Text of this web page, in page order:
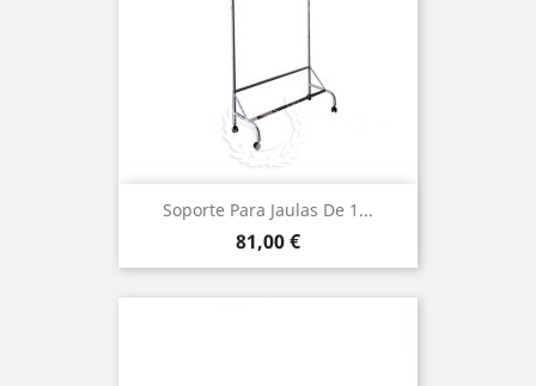
Soporte Para Jaulas De 1...
Precio
81,00 €